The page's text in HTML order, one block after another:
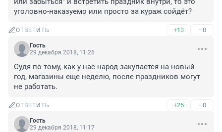
уголовно-наказуемо или просто за кураж сойдёт?
ОТВЕТИТЬ +13 –0
Гость
29 декабря 2018, 11:26
Судя по тому, как у нас народ закупается на новый
год, магазины еще неделю, после праздников могут
не работать.
ОТВЕТИТЬ +25 –0
Гость
29 декабря 2018, 11:17